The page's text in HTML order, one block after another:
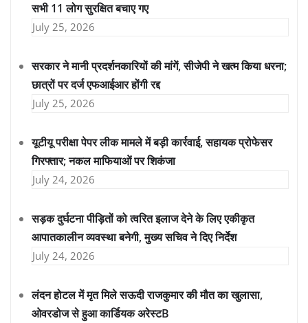
सभी 11 लोग सुरक्षित बचाए गए
July 25, 2026
सरकार ने मानी प्रदर्शनकारियों की मांगें, सीजेपी ने खत्म किया धरना;
छात्रों पर दर्ज एफआईआर होंगी रद्द
July 25, 2026
यूटीयू परीक्षा पेपर लीक मामले में बड़ी कार्रवाई, सहायक प्रोफेसर
गिरफ्तार; नकल माफियाओं पर शिकंजा
July 24, 2026
सड़क दुर्घटना पीड़ितों को त्वरित इलाज देने के लिए एकीकृत
आपातकालीन व्यवस्था बनेगी, मुख्य सचिव ने दिए निर्देश
July 24, 2026
लंदन होटल में मृत मिले सऊदी राजकुमार की मौत का खुलासा,
ओवरडोज से हुआ कार्डियक अरेस्टB